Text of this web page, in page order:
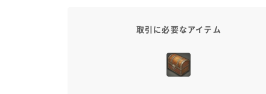
取引に必要なアイテム